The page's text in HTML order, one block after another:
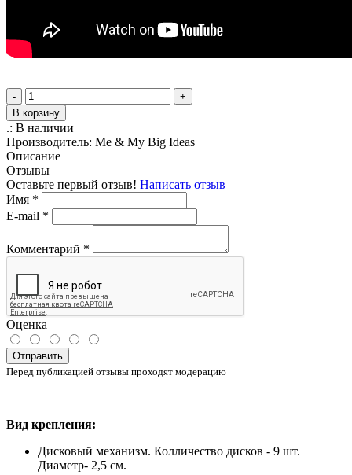
-
+
В корзину
.: В наличии
Производитель: Me & My Big Ideas
Описание
Отзывы
Оставьте первый отзыв! Написать отзыв
Имя *
E-mail *
Комментарий *
Оценка
Отправить
Перед публикацией отзывы проходят модерацию
Вид крепления:
Дисковый механизм. Колличество дисков - 9 шт.
Диаметр- 2,5 см.